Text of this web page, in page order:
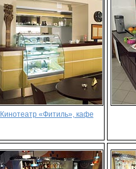
Кинотеатр «Фитиль», кафе